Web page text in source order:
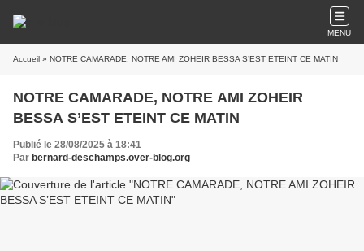
MENU
Accueil » NOTRE CAMARADE, NOTRE AMI ZOHEIR BESSA S’EST ETEINT CE MATIN
NOTRE CAMARADE, NOTRE AMI ZOHEIR
BESSA S’EST ETEINT CE MATIN
Publié le 28/08/2025 à 18:41
Par bernard-deschamps.over-blog.org